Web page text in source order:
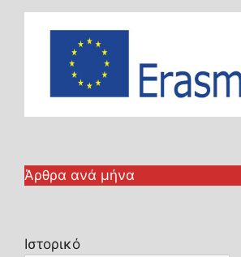
Άρθρα ανά μήνα
Ιστορικό